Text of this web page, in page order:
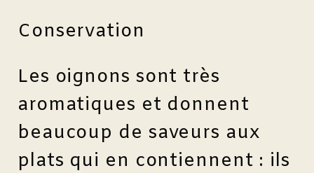
Conservation
Les oignons sont très
aromatiques et donnent
beaucoup de saveurs aux
plats qui en contiennent : ils